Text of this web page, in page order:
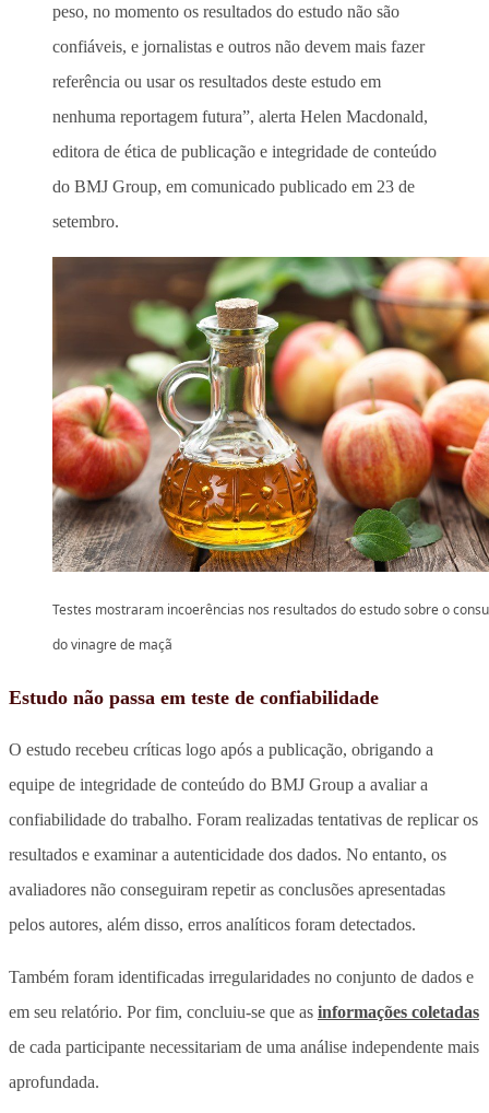
peso, no momento os resultados do estudo não são
confiáveis, e jornalistas e outros não devem mais fazer
referência ou usar os resultados deste estudo em
nenhuma reportagem futura”, alerta Helen Macdonald,
editora de ética de publicação e integridade de conteúdo
do BMJ Group, em comunicado publicado em 23 de
setembro.
Testes mostraram incoerências nos resultados do estudo sobre o
do vinagre de maçã
Estudo não passa em teste de confiabilidade
O estudo recebeu críticas logo após a publicação, obrigando a
equipe de integridade de conteúdo do BMJ Group a avaliar a
confiabilidade do trabalho. Foram realizadas tentativas de replicar os
resultados e examinar a autenticidade dos dados. No entanto, os
avaliadores não conseguiram repetir as conclusões apresentadas
pelos autores, além disso, erros analíticos foram detectados.
Também foram identificadas irregularidades no conjunto de dados e
em seu relatório. Por fim, concluiu-se que as informações coletadas
de cada participante necessitariam de uma análise independente mais
aprofundada.